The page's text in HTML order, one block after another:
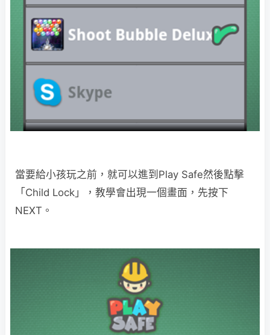
當要給小孩玩之前，就可以進到Play Safe然後點擊
「Child Lock」，教學會出現一個畫面，先按下
NEXT。